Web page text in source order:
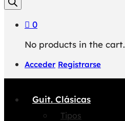
0
No products in the cart.
Acceder Registrarse
Guit. Clásicas
Tipos